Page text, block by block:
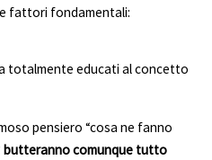
fattori fondamentali:
totalmente educati al concetto
pensiero “cosa ne fanno
butteranno comunque tutto